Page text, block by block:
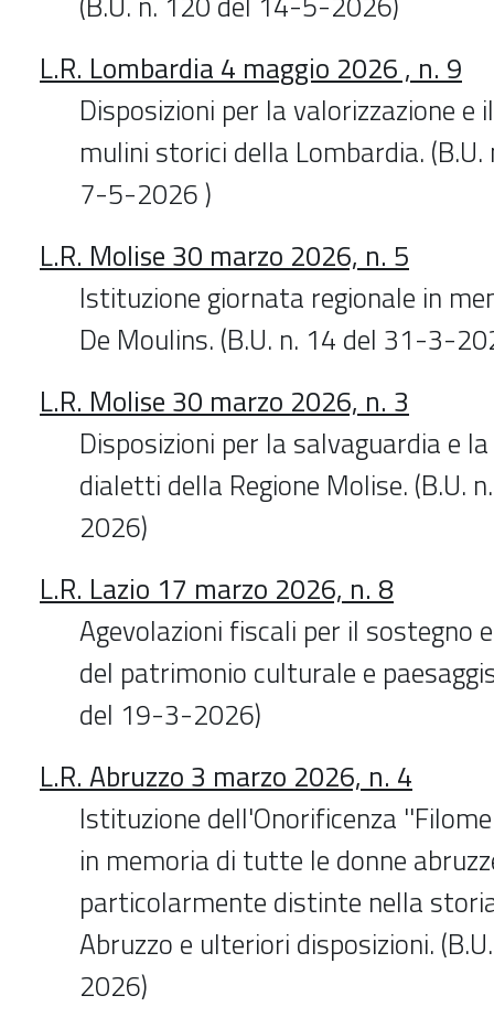
L.R. Lombardia 4 maggio 2026 , n. 9
Disposizioni per la valorizzazione e
mulini storici della Lombardia. (B.U.
7-5-2026 )
L.R. Molise 30 marzo 2026, n. 5
Istituzione giornata regionale in
De Moulins. (B.U. n. 14 del 31-3-
L.R. Molise 30 marzo 2026, n. 3
Disposizioni per la salvaguardia e
dialetti della Regione Molise. (B.U.
2026)
L.R. Lazio 17 marzo 2026, n. 8
Agevolazioni fiscali per il sostegno
del patrimonio culturale e
del 19-3-2026)
L.R. Abruzzo 3 marzo 2026, n. 4
Istituzione dell'Onorificenza
in memoria di tutte le donne
particolarmente distinte nella
Abruzzo e ulteriori disposizioni.
2026)